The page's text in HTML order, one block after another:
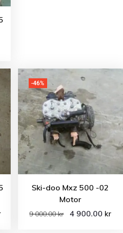
-46%
Ski-doo Mxz 500 -02
Motor
9 000.00kr 4 900.00 kr